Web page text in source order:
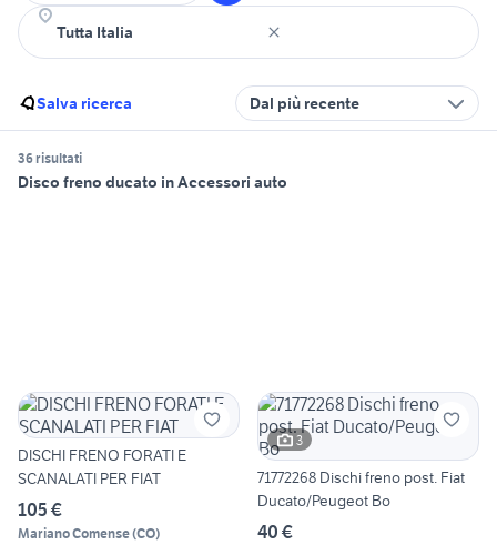
Salva ricerca Dal più recente
36 risultati
Disco freno ducato in Accessori auto
DISCHI FRENO FORATI E
SCANALATI PER FIAT
105 €
Mariano Comense(CO)
3
71772268 Dischi freno post. Fiat
Ducato/Peugeot Bo
40 €